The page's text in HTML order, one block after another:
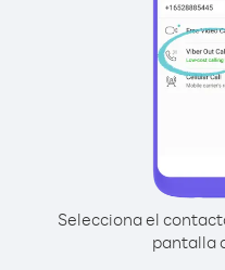
Selecciona el
pantalla